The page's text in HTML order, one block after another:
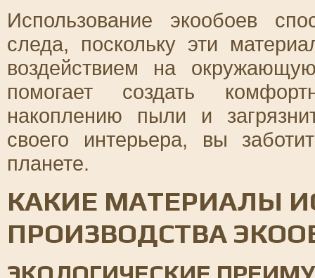
Использование экообоев
следа, поскольку эти
воздействием на
помогает создать
накоплению пыли и
своего интерьера, вы
планете.
КАКИЕ МАТЕРИАЛЫ
ПРОИЗВОДСТВА